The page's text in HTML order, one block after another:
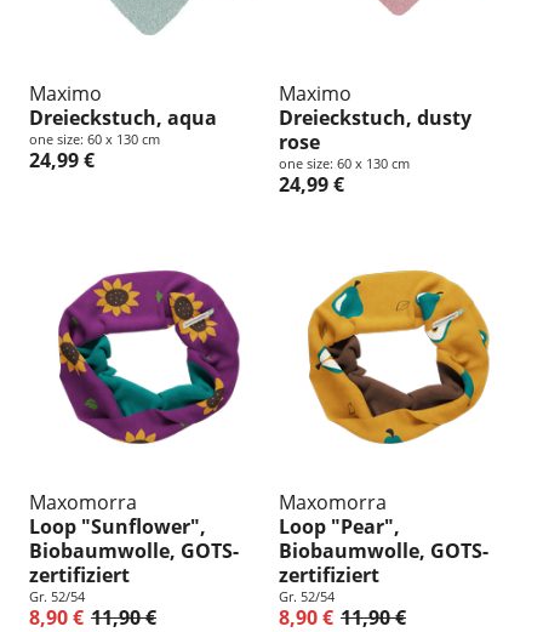
Maximo
Dreieckstuch, aqua
one size: 60 x 130 cm
24,99 €
Maximo
Dreieckstuch, dusty
rose
one size: 60 x 130 cm
24,99 €
Maxomorra
Loop "Sunflower",
Biobaumwolle, GOTS-
zertifiziert
Gr. 52/54
8,90 € 11,90 €
Maxomorra
Loop "Pear",
Biobaumwolle, GOTS-
zertifiziert
Gr. 52/54
8,90 € 11,90 €